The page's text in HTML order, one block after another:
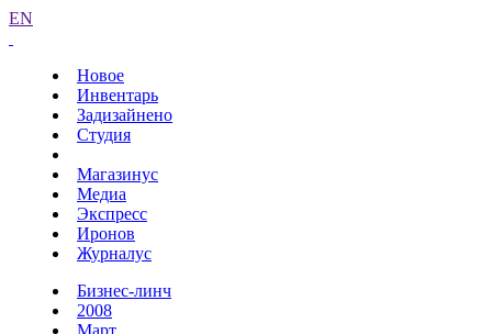
EN
Новое
Инвентарь
Задизайнено
Студия
Магазинус
Медиа
Экспресс
Иронов
Журналус
Бизнес-линч
2008
Март